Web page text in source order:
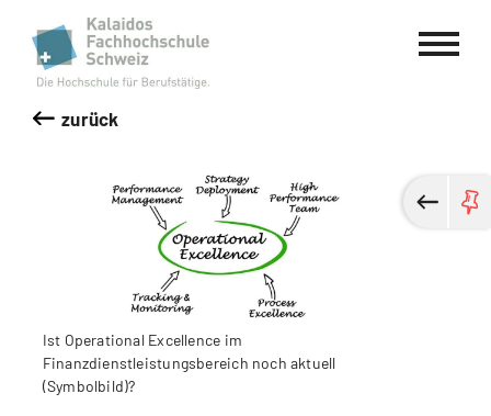
Kalaidos Fachhochschule Schweiz
zurück
Ist Operational Excellence im
Finanzdienstleistungsbereich noch aktuell
(Symbolbild)?